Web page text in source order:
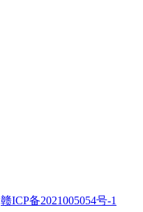
赣ICP备2021005054号-1